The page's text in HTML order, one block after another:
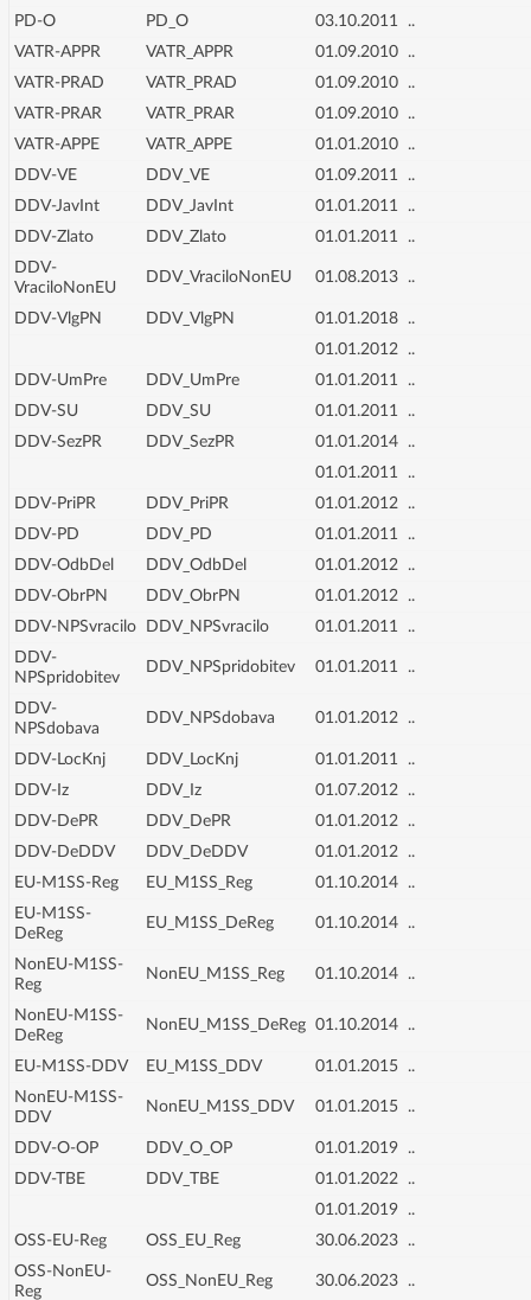
PD-O
PD_O 03.10.2011
..
VATR-APPR
VATR_APPR 01.09.2010
..
VATR-PRAD
VATR_PRAD 01.09.2010
..
VATR-PRAR
VATR_PRAR 01.09.2010
..
VATR-APPE
VATR_APPE 01.01.2010
..
DDV-VE
DDV_VE 01.09.2011
..
DDV-JavInt
DDV_JavInt 01.01.2011
..
DDV-Zlato
DDV_Zlato 01.01.2011
..
DDV-
VraciloNonEU
DDV_VraciloNonEU 01.08.2013 ..
DDV-VlgPN DDV_VlgPN 01.01.2018
..
01.01.2012
..
DDV-UmPre
DDV_UmPre 01.01.2011
..
DDV-SU
DDV_SU 01.01.2011
..
DDV-SezPR
DDV_SezPR 01.01.2014
..
01.01.2011
..
DDV-PriPR
DDV_PriPR 01.01.2012
..
DDV-PD
DDV_PD 01.01.2011
..
DDV-OdbDel
DDV_OdbDel 01.01.2012
..
DDV-ObrPN
DDV_ObrPN 01.01.2012
..
DDV-NPSvracilo
DDV_NPSvracilo 01.01.2011
..
DDV-
NPSpridobitev
DDV_NPSpridobitev 01.01.2011 ..
DDV-
NPSdobava
DDV_NPSdobava 01.01.2012 ..
DDV-LocKnj DDV_LocKnj 01.01.2011
..
DDV-Iz
DDV_Iz 01.07.2012
..
DDV-DePR
DDV_DePR 01.01.2012
..
DDV-DeDDV
DDV_DeDDV 01.01.2012
..
EU-M1SS-Reg
EU_M1SS_Reg 01.10.2014
..
EU-M1SS-
DeReg
EU_M1SS_DeReg 01.10.2014 ..
NonEU-M1SS-
Reg
NonEU_M1SS_Reg 01.10.2014 ..
NonEU-M1SS-
DeReg
NonEU_M1SS_DeReg 01.10.2014 ..
EU-M1SS-DDV EU_M1SS_DDV 01.01.2015
..
NonEU-M1SS-
DDV
NonEU_M1SS_DDV 01.01.2015 ..
DDV-O-OP DDV_O_OP 01.01.2019
..
DDV-TBE
DDV_TBE 01.01.2022
..
01.01.2019
..
OSS-EU-Reg
OSS_EU_Reg 30.06.2023
..
OSS-NonEU-
Reg
OSS_NonEU_Reg 30.06.2023 ..